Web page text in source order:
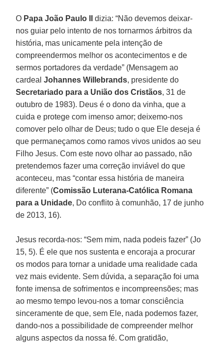
O Papa João Paulo II
dizia: “Não devemos deixar-
nos guiar pelo intento de nos tornarmos árbitros da
história, mas unicamente pela intenção de
compreendermos melhor os acontecimentos e de
sermos portadores da verdade” (Mensagem ao
cardealJohannes Willebrands, presidente do
Secretariado para a União dos Cristãos, 31 de
outubro de 1983). Deus é o dono da vinha, que a
cuida e protege com imenso amor; deixemo-nos
comover pelo olhar de Deus; tudo o que Ele deseja é
que permaneçamos como ramos vivos unidos ao seu
Filho Jesus. Com este novo olhar ao passado, não
pretendemos fazer uma correção inviável do que
aconteceu, mas “contar essa história de maneira
diferente” (Comissão Luterana-Católica Romana
para a Unidade, Do conflito à comunhão, 17 de junho
de 2013, 16).
Jesus recorda-nos: “Sem mim, nada podeis fazer” (Jo
15, 5). É ele que nos sustenta e encoraja a procurar
os modos para tornar a unidade uma realidade cada
vez mais evidente. Sem dúvida, a separação foi uma
fonte imensa de sofrimentos e incompreensões; mas
ao mesmo tempo levou-nos a tomar consciência
sinceramente de que, sem Ele, nada podemos fazer,
dando-nos a possibilidade de compreender melhor
alguns aspectos da nossa fé. Com gratidão,